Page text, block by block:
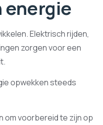
energie
Elektrisch rijden,
zorgen voor een
opwekken steeds
om voorbereid te zijn op